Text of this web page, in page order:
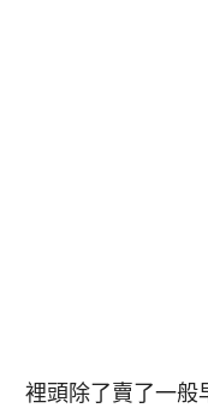
裡頭除了賣了一般